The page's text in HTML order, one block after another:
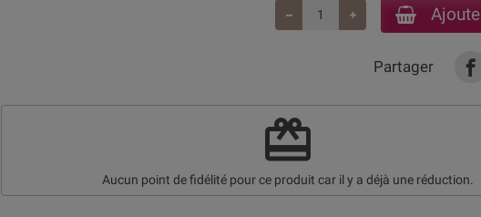
Partager
redeem
Aucun point de fidélité pour ce produit car il y a déjà une réduction.